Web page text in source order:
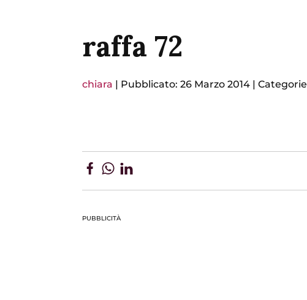
raffa 72
chiara | Pubblicato: 26 Marzo 2014 |
PUBBLICITÀ